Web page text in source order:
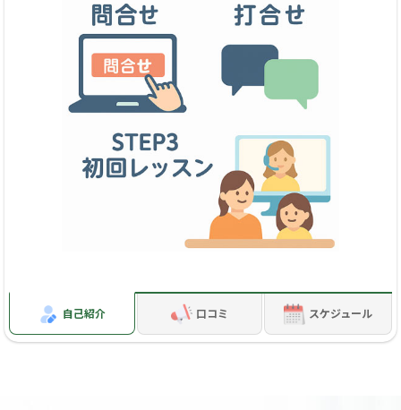
・歌が上手になりたい
・声を出すことを通じて、自分の事を好きになり自信を持ち
・高音や低音、自分が出せない音を出せるようになりたい
・オーディションやミュージカル出演対策
・歌い手や、歌ってみた系Vtuberを目指している
・英語の歌を歌ってみたい（発音＆歌唱指導）
（https://jiah.mystrikingly.com/ イラストのポートフォリオで
・絵を描くことが大好き
・好きなアニメやキャラクターがいる
・キャラクターの描き方や基礎を学びたい
自己紹介 口コミ スケジュール